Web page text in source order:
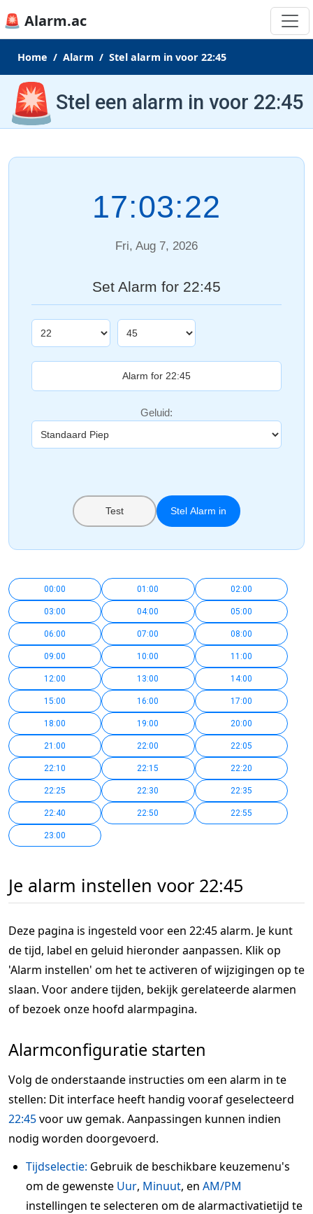
🚨 Alarm.ac
Home Alarm Stel alarm in voor 22:45
🚨 Stel een alarm in voor 22:45
17:03:22
Fri, Aug 7, 2026
Set Alarm for 22:45
Geluid:
Test Stel Alarm in
00:00 01:00 02:00
03:00 04:00 05:00
06:00 07:00 08:00
09:00 10:00 11:00
12:00 13:00 14:00
15:00 16:00 17:00
18:00 19:00 20:00
21:00 22:00 22:05
22:10 22:15 22:20
22:25 22:30 22:35
22:40 22:50 22:55
23:00
Je alarm instellen voor 22:45
Deze pagina is ingesteld voor een 22:45 alarm. Je kunt
de tijd, label en geluid hieronder aanpassen. Klik op
'Alarm instellen' om het te activeren of wijzigingen op te
slaan. Voor andere tijden, bekijk gerelateerde alarmen
of bezoek onze hoofd alarmpagina.
Alarmconfiguratie starten
Volg de onderstaande instructies om een alarm in te
stellen: Dit interface heeft handig vooraf geselecteerd
22:45voor uw gemak. Aanpassingen kunnen indien
nodig worden doorgevoerd.
Tijdselectie: Gebruik de beschikbare keuzemenu's
om de gewenste Uur, Minuut, en AM/PM
instellingen te selecteren om de alarmactivatietijd te